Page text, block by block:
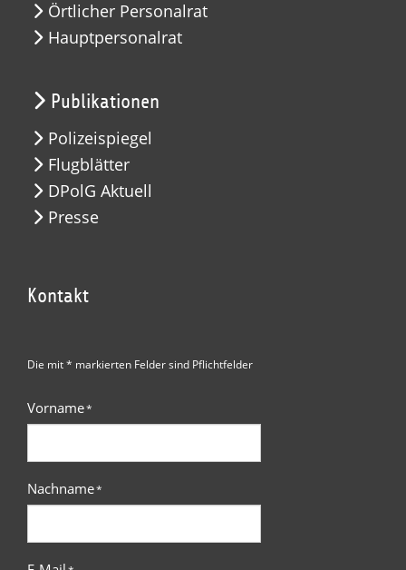
Örtlicher Personalrat
Hauptpersonalrat
Publikationen
Polizeispiegel
Flugblätter
DPolG Aktuell
Presse
Kontakt
Die mit * markierten Felder sind Pflichtfelder
Vorname*
Nachname*